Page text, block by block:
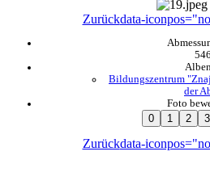
Zurückdata-
Alben
Bildungszentrum
der
Foto
Zurückdata-